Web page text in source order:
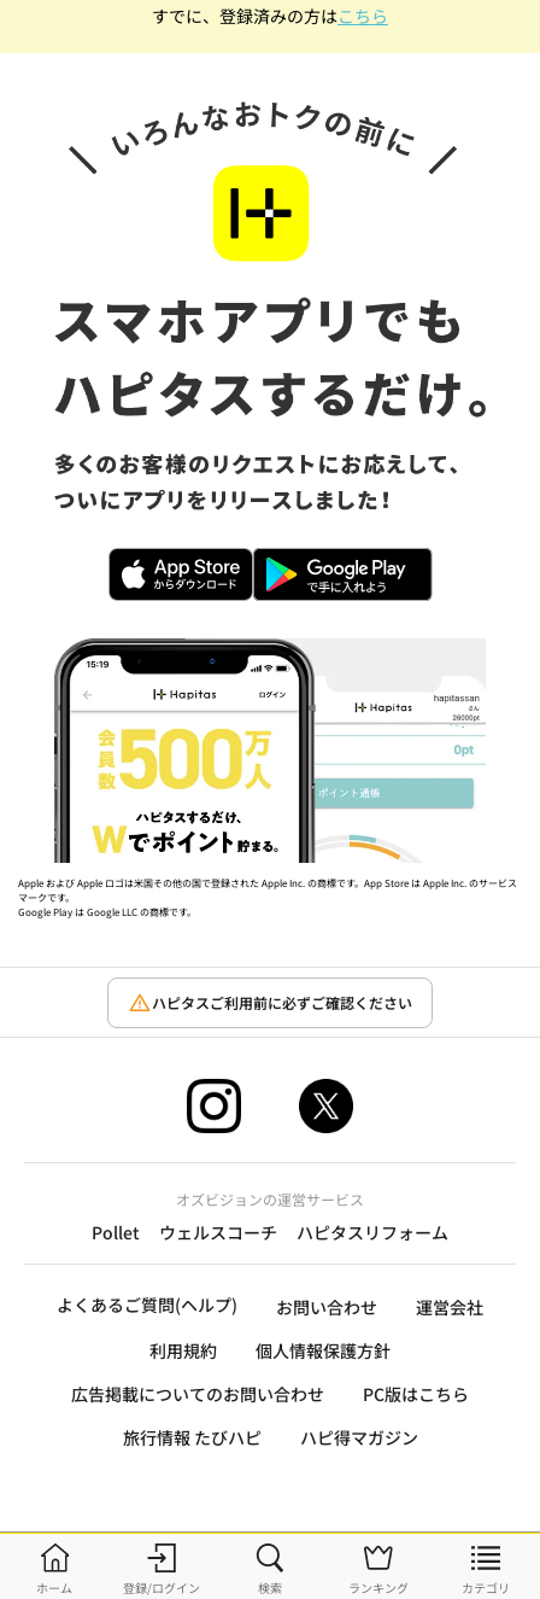
ホーム 登録/ログイン 検索 ランキング カテゴリ
すでに、登録済みの方はこちら
Apple および Apple ロゴは米国その他の国で登録された Apple Inc. の商標です。App Store は Apple Inc. のサービス
マークです。
Google Play は Google LLC の商標です。
ハピタスご利用前に必ずご確認ください
オズビジョンの運営サービス
Pollet ウェルスコーチ ハピタスリフォーム
よくあるご質問(ヘルプ) お問い合わせ
運営会社
利用規約
個人情報保護方針
広告掲載についてのお問い合わせ
PC版はこちら
旅行情報 たびハピ
ハピ得マガジン